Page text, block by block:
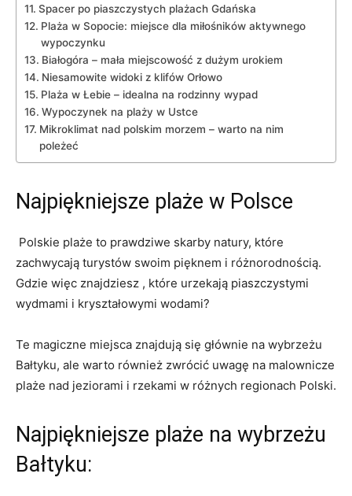
Spacer po piaszczystych​ plażach Gdańska
Plaża w Sopocie: miejsce dla miłośników aktywnego
wypoczynku
Białogóra – mała miejscowość z dużym urokiem
Niesamowite widoki z ​klifów Orłowo
Plaża w Łebie – idealna na rodzinny wypad
Wypoczynek na ⁤plaży w‍ Ustce
Mikroklimat nad polskim morzem – warto na nim
poleżeć
Najpiękniejsze plaże w Polsce
⁣ Polskie plaże to prawdziwe skarby ⁢natury, które
zachwycają turystów⁤ swoim pięknem i różnorodnością.
Gdzie więc znajdziesz , które urzekają piaszczystymi
wydmami i kryształowymi wodami?
​Te magiczne miejsca znajdują się głównie ‍na wybrzeżu
Bałtyku, ale warto ⁣również zwrócić uwagę na malownicze
plaże nad jeziorami⁢ i rzekami w różnych ‍regionach Polski.
Najpiękniejsze plaże na wybrzeżu
Bałtyku: